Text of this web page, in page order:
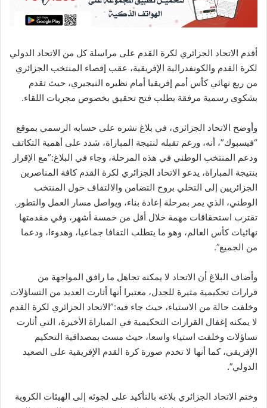
أقدم الاتحاد الجزائري لكرة القدم على مراسلة كل من الاتحاد الدولي
لكرة القدم والكونفدرالية الإفريقية، عقب إقصاء المنتخب الجزائري
من ربع نهائي كأس أمم إفريقيا أمام نظيره النيجيري، حيث تقدم
بشكوى رسمية مرفقة بطلب فتح تحقيق بخصوص مجريات اللقاء.
وأوضح الاتحاد الجزائري، في بلاغ نشره على حسابه الرسمي بموقع
“فيسبوك”، أنه، ورغم تقبله لنتيجة المباراة، شدد على أهمية التكاتف
ودعم المنتخب الوطني في هذه المرحلة، وجاء في البلاغ:”مع الإقرار
بنتيجة المباراة، يدعو الاتحاد الجزائري لكرة القدم كافة المناصرين
الجزائريين إلى التحلي بروح التضامن والالتفاف حول المنتخب
الوطني، الذي يمر بمرحلة إعادة بناء، ويواصل مسار العمل والتطور.
تقترب استحقاقات مهمة خلال أقل من خمسة أشهر، وفي مقدمتها
نهائيات كأس العالم، وهو ما يتطلب التفافا جماعيا، وهدوءا، ودعما
من الجميع”.
وأضاف البلاغ أن الاتحاد لا يمكنه تجاهل ما رافق المواجهة من
قرارات تحكيمية مثيرة للجدل، معتبرا أنها أثارت العديد من التساؤلات
وخلفت حالة من الاستياء، حيث جاء فيه:”الاتحاد الجزائري لكرة القدم
لا يمكنه إغفال القرارات التحكيمية في المباراة الأخيرة، التي أثارت
تساؤلات وخلفت استياء واسعا، حيث مست بمصداقية التحكيم
الإفريقي، كما أنها لا تخدم صورة كرة القدم الإفريقية على الصعيد
الدولي”.
وختم الاتحاد الجزائري بلاغه بالتأكيد على لجوئه إلى الهيئات الكروية